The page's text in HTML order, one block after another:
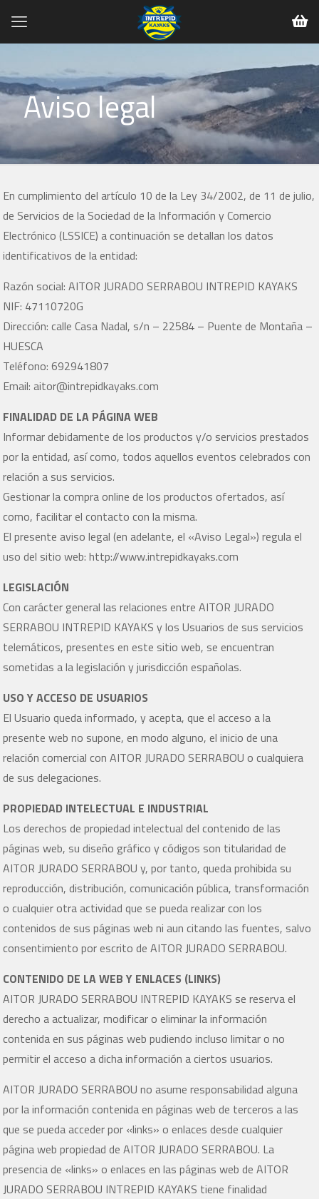
Aviso legal
En cumplimiento del artículo 10 de la Ley 34/2002, de 11 de julio,
de Servicios de la Sociedad de la Información y Comercio
Electrónico (LSSICE) a continuación se detallan los datos
identificativos de la entidad:
Razón social: AITOR JURADO SERRABOU INTREPID KAYAKS
NIF: 47110720G
Dirección: calle Casa Nadal, s/n – 22584 – Puente de Montaña –
HUESCA
Teléfono: 692941807
Email: aitor@intrepidkayaks.com
FINALIDAD DE LA PÁGINA WEB
Informar debidamente de los productos y/o servicios prestados
por la entidad, así como, todos aquellos eventos celebrados con
relación a sus servicios.
Gestionar la compra online de los productos ofertados, así
como, facilitar el contacto con la misma.
El presente aviso legal (en adelante, el «Aviso Legal») regula el
uso del sitio web: http://www.intrepidkayaks.com
LEGISLACIÓN
Con carácter general las relaciones entre AITOR JURADO
SERRABOU INTREPID KAYAKS y los Usuarios de sus servicios
telemáticos, presentes en este sitio web, se encuentran
sometidas a la legislación y jurisdicción españolas.
USO Y ACCESO DE USUARIOS
El Usuario queda informado, y acepta, que el acceso a la
presente web no supone, en modo alguno, el inicio de una
relación comercial con AITOR JURADO SERRABOU o cualquiera
de sus delegaciones.
PROPIEDAD INTELECTUAL E INDUSTRIAL
Los derechos de propiedad intelectual del contenido de las
páginas web, su diseño gráfico y códigos son titularidad de
AITOR JURADO SERRABOU y, por tanto, queda prohibida su
reproducción, distribución, comunicación pública, transformación
o cualquier otra actividad que se pueda realizar con los
contenidos de sus páginas web ni aun citando las fuentes, salvo
consentimiento por escrito de AITOR JURADO SERRABOU.
CONTENIDO DE LA WEB Y ENLACES (LINKS)
AITOR JURADO SERRABOU INTREPID KAYAKS se reserva el
derecho a actualizar, modificar o eliminar la información
contenida en sus páginas web pudiendo incluso limitar o no
permitir el acceso a dicha información a ciertos usuarios.
AITOR JURADO SERRABOU no asume responsabilidad alguna
por la información contenida en páginas web de terceros a las
que se pueda acceder por «links» o enlaces desde cualquier
página web propiedad de AITOR JURADO SERRABOU. La
presencia de «links» o enlaces en las páginas web de AITOR
JURADO SERRABOU INTREPID KAYAKS tiene finalidad